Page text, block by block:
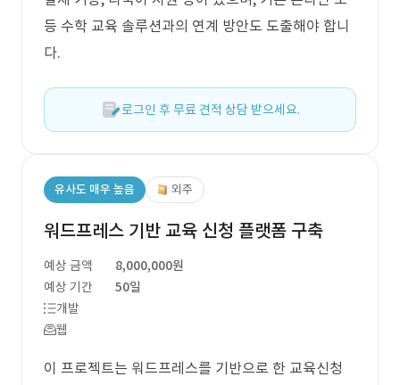
등 수학 교육 솔루션과의 연계 방안도 도출해야 합니
다.
로그인 후 무료 견적 상담 받으세요.
유사도 매우 높음 외주
워드프레스 기반 교육 신청 플랫폼 구축
예상 금액
8,000,000원
예상 기간
50일
개발
웹
이 프로젝트는 워드프레스를 기반으로 한 교육신청